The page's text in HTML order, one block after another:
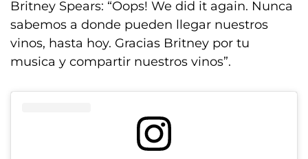
Britney Spears: “Oops! We did it again. Nunca
sabemos a donde pueden llegar nuestros
vinos, hasta hoy. Gracias Britney por tu
musica y compartir nuestros vinos”.